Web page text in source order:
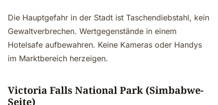
Die Hauptgefahr in der Stadt ist Taschendiebstahl, kein
Gewaltverbrechen. Wertgegenstände in einem
Hotelsafe aufbewahren. Keine Kameras oder Handys
im Marktbereich herzeigen.
Victoria Falls National Park (Simbabwe-
Seite)